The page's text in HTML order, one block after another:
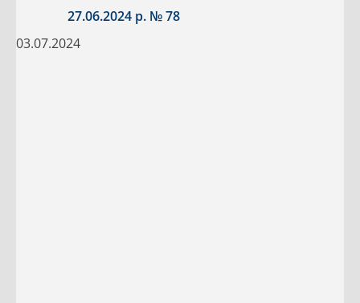
27.06.2024 р. № 78
03.07.2024